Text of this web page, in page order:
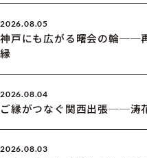
2026.08.05
神戸にも広がる曙会の輪──
縁
2026.08.04
ご縁がつなぐ関西出張──涛
2026.08.03